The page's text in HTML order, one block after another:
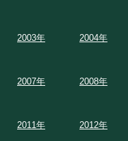
2003年 2004年
2007年 2008年
2011年 2012年